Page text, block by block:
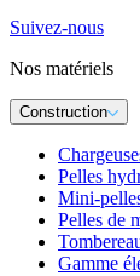
Suivez-nous
Nos matériels
Construction
Pelles
Mini-
Pelles de
Gamme